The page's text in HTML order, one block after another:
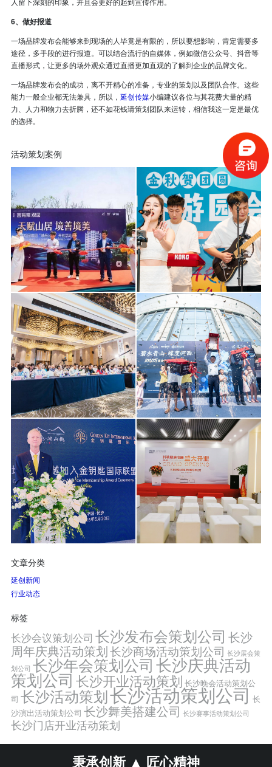
人留下深刻的印象，并且会更好的起到宣传作用。
6、做好报道
一场品牌发布会能够来到现场的人毕竟是有限的，所以要想影响，肯定需要多
途径，多手段的进行报道。可以结合流行的自媒体，例如微信公众号、抖音等
直播形式，让更多的场外观众通过直播更加直观的了解到企业的品牌文化。
一场品牌发布会的成功，离不开精心的准备，专业的策划以及团队合作。这些
能力一般企业都无法兼具，所以， 延创传媒小编建议各位与其花费大量的精
力、人力和物力去折腾，还不如花钱请策划团队来运转，相信我这一定是最优
的选择。
活动策划案例
文章分类
延创新闻
行业动态
标签
长沙会议策划公司 长沙发布会策划公司 长沙
周年庆典活动策划 长沙商场活动策划公司 长沙展会策
划公司 长沙年会策划公司 长沙庆典活动
策划公司 长沙开业活动策划 长沙晚会活动策划公
司 长沙活动策划 长沙活动策划公司
长
沙演出活动策划公司 长沙舞美搭建公司 长沙赛事活动策划公司
长沙门店开业活动策划
秉承创新 ▲ 匠心精神